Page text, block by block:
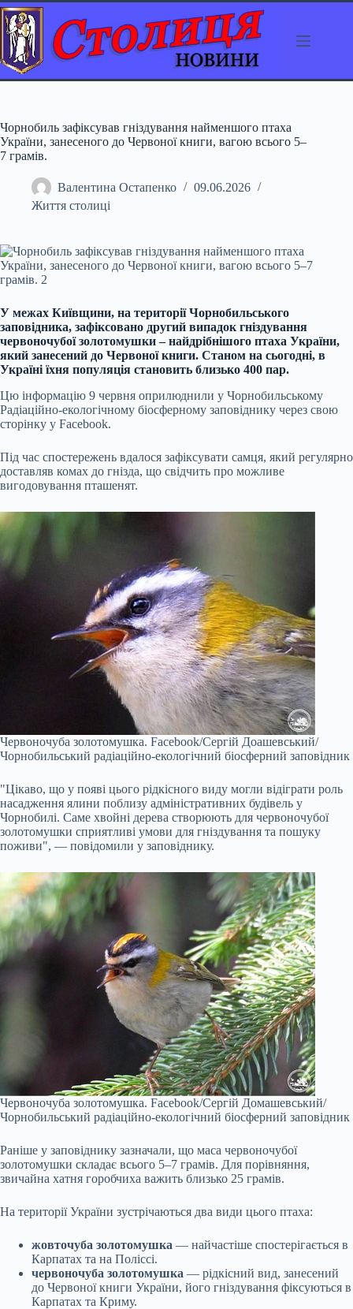
Перейти
до
вмісту
Чорнобиль зафіксував гніздування найменшого птаха
України, занесеного до Червоної книги, вагою всього 5–
7 грамів.
Валентина Остапенко
09.06.2026
Життя столиці
У межах Київщини, на території Чорнобильського
заповідника, зафіксовано другий випадок гніздування
червоночубої золотомушки – найдрібнішого птаха України,
який занесений до Червоної книги. Станом на сьогодні, в
Україні їхня популяція становить близько 400 пар.
Цю інформацію 9 червня оприлюднили у Чорнобильському
Радіаційно-екологічному біосферному заповіднику через свою
сторінку у Facebook.
Під час спостережень вдалося зафіксувати самця, який регулярно
доставляв комах до гнізда, що свідчить про можливе
вигодовування пташенят.
Червоночуба золотомушка. Facebook/Сергій Доашевський/
Чорнобильський радіаційно-екологічний біосферний заповідник
"Цікаво, що у появі цього рідкісного виду могли відіграти роль
насадження ялини поблизу адміністративних будівель у
Чорнобилі. Саме хвойні дерева створюють для червоночубої
золотомушки сприятливі умови для гніздування та пошуку
поживи", — повідомили у заповіднику.
Червоночуба золотомушка. Facebook/Сергій Домашевський/
Чорнобильський радіаційно-екологічний біосферний заповідник
Раніше у заповіднику зазначали, що маса червоночубої
золотомушки складає всього 5–7 грамів. Для порівняння,
звичайна хатня горобчиха важить близько 25 грамів.
На території України зустрічаються два види цього птаха:
жовточуба золотомушка — найчастіше спостерігається в
Карпатах та на Поліссі.
червоночуба золотомушка — рідкісний вид, занесений
до Червоної книги України, його гніздування фіксуються в
Карпатах та Криму.